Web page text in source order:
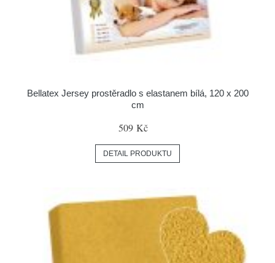
Bellatex Jersey prostěradlo s elastanem bílá, 120 x 200
cm
509 Kč
DETAIL PRODUKTU